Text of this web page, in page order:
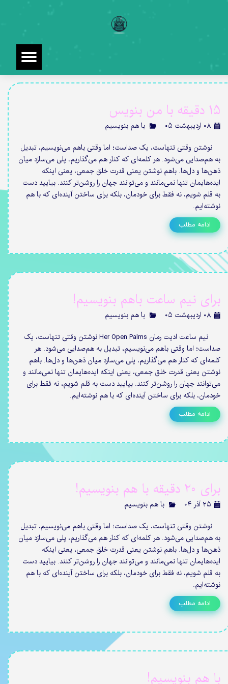
15 دقیقه با من بنویس
۰۸ اردیبهشت ۰۵
با هم بنویسیم
نوشتن وقتی تنهاست، یک صداست؛ اما وقتی باهم می‌نویسیم، تبدیل
به هم‌صدایی می‌شود. هر کلمه‌ای که کنار هم می‌گذاریم، پلی می‌سازد میان
ذهن‌ها و دل‌ها. باهم نوشتن یعنی قدرت خلق جمعی، یعنی اینکه
ایده‌هایمان تنها نمی‌مانند و می‌توانند جهان را روشن‌تر کنند. بیایید دست
به قلم شویم، نه فقط برای خودمان، بلکه برای ساختن آینده‌ای که با هم
نوشته‌ایم.
ادامه مطلب
برای نیم ساعت باهم بنویسیم!
۰۸ اردیبهشت ۰۵
با هم بنویسیم
نیم ساعت ادیت رمان Her Open Palms نوشتن وقتی تنهاست، یک
صداست؛ اما وقتی باهم می‌نویسیم، تبدیل به هم‌صدایی می‌شود. هر
کلمه‌ای که کنار هم می‌گذاریم، پلی می‌سازد میان ذهن‌ها و دل‌ها. باهم
نوشتن یعنی قدرت خلق جمعی، یعنی اینکه ایده‌هایمان تنها نمی‌مانند و
می‌توانند جهان را روشن‌تر کنند. بیایید دست به قلم شویم، نه فقط برای
خودمان، بلکه برای ساختن آینده‌ای که با هم نوشته‌ایم.
ادامه مطلب
برای 20 دقیقه با هم بنویسیم!
۲۵ آذر ۰۴
با هم بنویسیم
نوشتن وقتی تنهاست، یک صداست؛ اما وقتی باهم می‌نویسیم، تبدیل
به هم‌صدایی می‌شود. هر کلمه‌ای که کنار هم می‌گذاریم، پلی می‌سازد میان
ذهن‌ها و دل‌ها. باهم نوشتن یعنی قدرت خلق جمعی، یعنی اینکه
ایده‌هایمان تنها نمی‌مانند و می‌توانند جهان را روشن‌تر کنند. بیایید دست
به قلم شویم، نه فقط برای خودمان، بلکه برای ساختن آینده‌ای که با هم
نوشته‌ایم.
ادامه مطلب
با هم بنویسیم!